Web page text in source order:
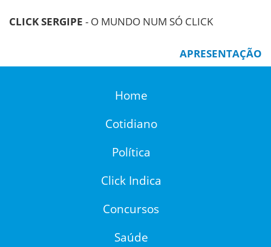
CLICK SERGIPE - O MUNDO NUM SÓ CLICK
APRESENTAÇÃO
Home
Cotidiano
Política
Click Indica
Concursos
Saúde